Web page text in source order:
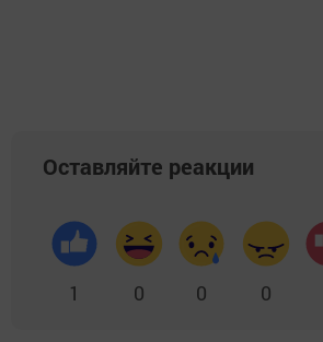
Оставляйте реакции
1 0 0 0